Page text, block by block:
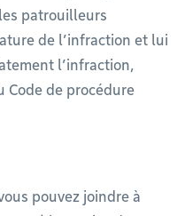
patrouilleurs
de l’infraction et lui
l’infraction,
Code de procédure
pouvez joindre à